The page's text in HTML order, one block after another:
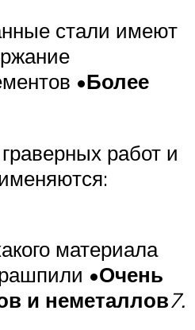
стали имеют
•Более
работ и
материала
•Очень
и неметаллов7.